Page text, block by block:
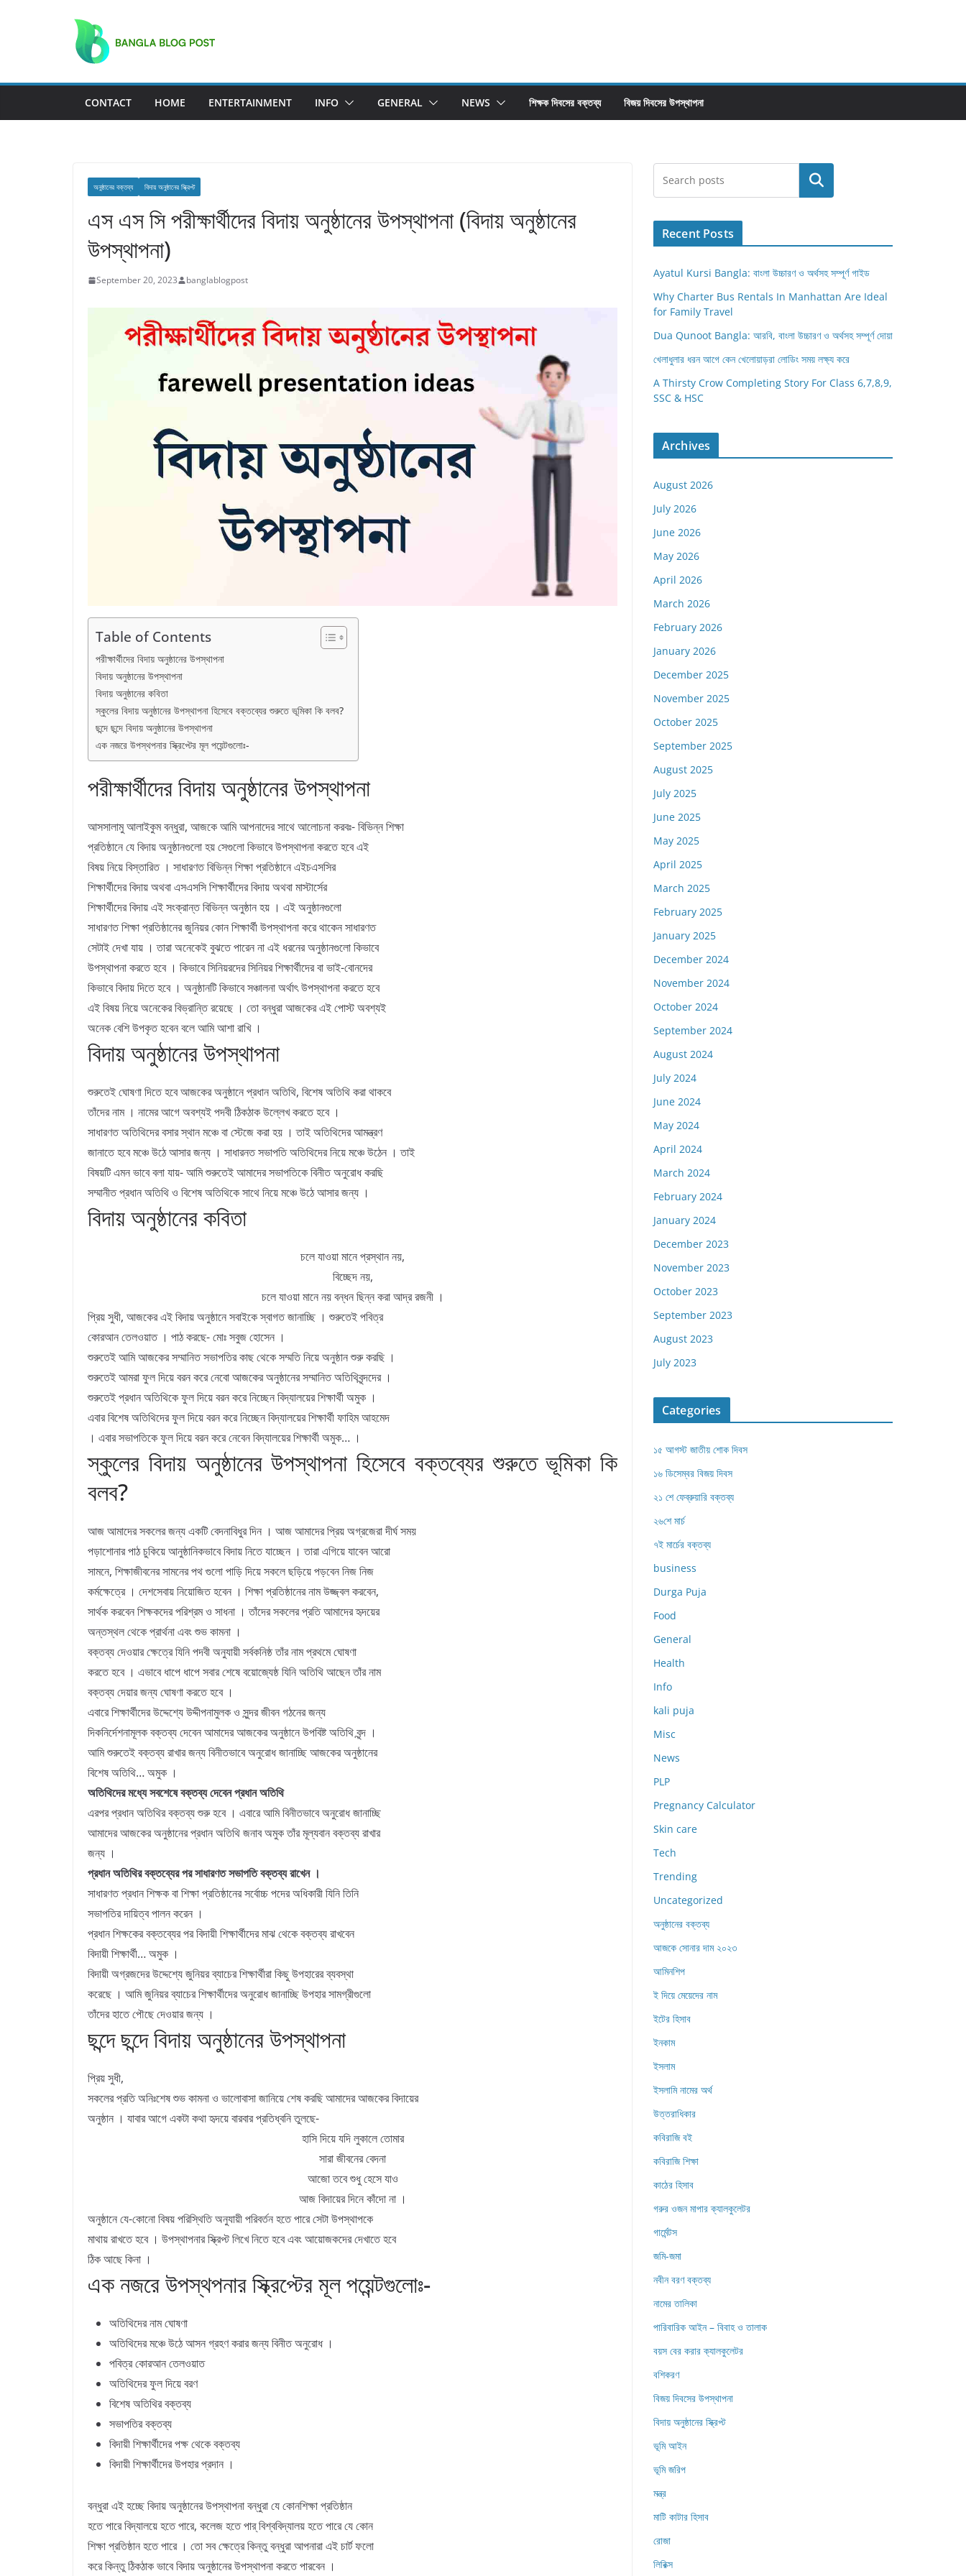
CONTACT HOME ENTERTAINMENT INFO GENERAL NEWS শিক্ষক দিবসের বক্তব্য বিজয় দিবসের উপস্থাপনা
অনুষ্ঠানের বক্তব্য বিদায় অনুষ্ঠানের স্ক্রিপ্ট
এস এস সি পরীক্ষার্থীদের বিদায় অনুষ্ঠানের উপস্থাপনা (বিদায় অনুষ্ঠানের
উপস্থাপনা)
September 20, 2023 banglablogpost
Table of Contents
পরীক্ষার্থীদের বিদায় অনুষ্ঠানের উপস্থাপনা
বিদায় অনুষ্ঠানের উপস্থাপনা
বিদায় অনুষ্ঠানের কবিতা
স্কুলের বিদায় অনুষ্ঠানের উপস্থাপনা হিসেবে বক্তব্যের শুরুতে ভূমিকা কি বলব?
ছন্দে ছন্দে বিদায় অনুষ্ঠানের উপস্থাপনা
এক নজরে উপস্থপনার স্ক্রিপ্টের মূল পয়েন্টগুলোঃ-
পরীক্ষার্থীদের বিদায় অনুষ্ঠানের উপস্থাপনা
আসসালামু আলাইকুম বন্ধুরা, আজকে আমি আপনাদের সাথে আলোচনা করবঃ- বিভিন্ন শিক্ষা
প্রতিষ্ঠানে যে বিদায় অনুষ্ঠানগুলো হয় সেগুলো কিভাবে উপস্থাপনা করতে হবে এই
বিষয় নিয়ে বিস্তারিত । সাধারণত বিভিন্ন শিক্ষা প্রতিষ্ঠানে এইচএসসির
শিক্ষার্থীদের বিদায় অথবা এসএসসি শিক্ষার্থীদের বিদায় অথবা মাস্টার্সের
শিক্ষার্থীদের বিদায় এই সংক্রান্ত বিভিন্ন অনুষ্ঠান হয় । এই অনুষ্ঠানগুলো
সাধারণত শিক্ষা প্রতিষ্ঠানের জুনিয়র কোন শিক্ষার্থী উপস্থাপনা করে থাকেন সাধারণত
সেটাই দেখা যায় । তারা অনেকেই বুঝতে পারেন না এই ধরনের অনুষ্ঠানগুলো কিভাবে
উপস্থাপনা করতে হবে । কিভাবে সিনিয়রদের সিনিয়র শিক্ষার্থীদের বা ভাই-বোনদের
কিভাবে বিদায় দিতে হবে । অনুষ্ঠানটি কিভাবে সঞ্চালনা অর্থাৎ উপস্থাপনা করতে হবে
এই বিষয় নিয়ে অনেকের বিভ্রান্তি রয়েছে । তো বন্ধুরা আজকের এই পোস্ট অবশ্যই
অনেক বেশি উপকৃত হবেন বলে আমি আশা রাখি ।
বিদায় অনুষ্ঠানের উপস্থাপনা
শুরুতেই ঘোষণা দিতে হবে আজকের অনুষ্ঠানে প্রধান অতিথি, বিশেষ অতিথি করা থাকবে
তাঁদের নাম । নামের আগে অবশ্যই পদবী ঠিকঠাক উল্লেখ করতে হবে ।
সাধারণত অতিথিদের বসার স্থান মঞ্চে বা স্টেজে করা হয় । তাই অতিথিদের আমন্ত্রণ
জানাতে হবে মঞ্চে উঠে আসার জন্য । সাধারনত সভাপতি অতিথিদের নিয়ে মঞ্চে উঠেন । তাই
বিষয়টি এমন ভাবে বলা যায়- আমি শুরুতেই আমাদের সভাপতিকে বিনীত অনুরোধ করছি
সম্মানীত প্রধান অতিথি ও বিশেষ অতিথিকে সাথে নিয়ে মঞ্চে উঠে আসার জন্য ।
বিদায় অনুষ্ঠানের কবিতা
চলে যাওয়া মানে প্রস্থান নয়,
বিচ্ছেদ নয়,
চলে যাওয়া মানে নয় বন্ধন ছিন্ন করা আদ্র রজনী ।
প্রিয় সুধী, আজকের এই বিদায় অনুষ্ঠানে সবাইকে স্বাগত জানাচ্ছি । শুরুতেই পবিত্র
কোরআন তেলওয়াত । পাঠ করছে- মোঃ সবুজ হোসেন ।
শুরুতেই আমি আজকের সম্মানিত সভাপতির কাছ থেকে সম্মতি নিয়ে অনুষ্ঠান শুরু করছি ।
শুরুতেই আমরা ফুল দিয়ে বরন করে নেবো আজকের অনুষ্ঠানের সম্মানিত অতিথিবৃন্দদের ।
শুরুতেই প্রধান অতিথিকে ফুল দিয়ে বরন করে নিচ্ছেন বিদ্যালয়ের শিক্ষার্থী অমুক ।
এবার বিশেষ অতিথিদের ফুল দিয়ে বরন করে নিচ্ছেন বিদ্যালয়ের শিক্ষার্থী ফাহিম আহমেদ
। এবার সভাপতিকে ফুল দিয়ে বরন করে নেবেন বিদ্যালয়ের শিক্ষার্থী অমুক… ।
স্কুলের বিদায় অনুষ্ঠানের উপস্থাপনা হিসেবে বক্তব্যের শুরুতে ভূমিকা কি
বলব?
আজ আমাদের সকলের জন্য একটি বেদনাবিধুর দিন । আজ আমাদের প্রিয় অগ্রজেরা দীর্ঘ সময়
পড়াশোনার পাঠ চুকিয়ে আনুষ্ঠানিকভাবে বিদায় নিতে যাচ্ছেন । তারা এগিয়ে যাবেন আরো
সামনে, শিক্ষাজীবনের সামনের পথ গুলো পাড়ি দিয়ে সকলে ছড়িয়ে পড়বেন নিজ নিজ
কর্মক্ষেত্রে । দেশসেবায় নিয়োজিত হবেন । শিক্ষা প্রতিষ্ঠানের নাম উজ্জ্বল করবেন,
সার্থক করবেন শিক্ষকদের পরিশ্রম ও সাধনা । তাঁদের সকলের প্রতি আমাদের হৃদয়ের
অন্তস্থল থেকে প্রার্থনা এবং শুভ কামনা ।
বক্তব্য দেওয়ার ক্ষেত্রে যিনি পদবী অনুযায়ী সর্বকনিষ্ঠ তাঁর নাম প্রথমে ঘোষণা
করতে হবে । এভাবে ধাপে ধাপে সবার শেষে বয়োজ্যেষ্ঠ যিনি অতিথি আছেন তাঁর নাম
বক্তব্য দেয়ার জন্য ঘোষণা করতে হবে ।
এবারে শিক্ষার্থীদের উদ্দেশ্যে উদ্দীপনামুলক ও সুন্দর জীবন গঠনের জন্য
দিকনির্দেশনামূলক বক্তব্য দেবেন আমাদের আজকের অনুষ্ঠানে উপবিষ্ট অতিথি বৃন্দ ।
আমি শুরুতেই বক্তব্য রাখার জন্য বিনীতভাবে অনুরোধ জানাচ্ছি আজকের অনুষ্ঠানের
বিশেষ অতিথি… অমুক ।
অতিথিদের মধ্যে সবশেষে বক্তব্য দেবেন প্রধান অতিথি
এরপর প্রধান অতিথির বক্তব্য শুরু হবে । এবারে আমি বিনীতভাবে অনুরোধ জানাচ্ছি
আমাদের আজকের অনুষ্ঠানের প্রধান অতিথি জনাব অমুক তাঁর মূল্যবান বক্তব্য রাখার
জন্য ।
প্রধান অতিথির বক্তব্যের পর সাধারণত সভাপতি বক্তব্য রাখেন ।
সাধারণত প্রধান শিক্ষক বা শিক্ষা প্রতিষ্ঠানের সর্বোচ্চ পদের অধিকারী যিনি তিনি
সভাপতির দায়িত্ব পালন করেন ।
প্রধান শিক্ষকের বক্তব্যের পর বিদায়ী শিক্ষার্থীদের মাঝ থেকে বক্তব্য রাখবেন
বিদায়ী শিক্ষার্থী… অমুক ।
বিদায়ী অগ্রজদের উদ্দেশ্যে জুনিয়র ব্যাচের শিক্ষার্থীরা কিছু উপহারের ব্যবস্থা
করেছে । আমি জুনিয়র ব্যাচের শিক্ষার্থীদের অনুরোধ জানাচ্ছি উপহার সামগ্রীগুলো
তাঁদের হাতে পৌছে দেওয়ার জন্য ।
ছন্দে ছন্দে বিদায় অনুষ্ঠানের উপস্থাপনা
প্রিয় সুধী,
সকলের প্রতি অনিঃশেষ শুভ কামনা ও ভালোবাসা জানিয়ে শেষ করছি আমাদের আজকের বিদায়ের
অনুষ্ঠান । যাবার আগে একটা কথা হৃদয়ে বারবার প্রতিধ্বনি তুলছে-
হাসি দিয়ে যদি লুকালে তোমার
সারা জীবনের বেদনা
আজো তবে শুধু হেসে যাও
আজ বিদায়ের দিনে কাঁদো না ।
অনুষ্ঠানে যে-কোনো বিষয় পরিস্থিতি অনুযায়ী পরিবর্তন হতে পারে সেটা উপস্থাপকে
মাথায় রাখতে হবে । উপস্থাপনার স্ক্রিপ্ট লিখে নিতে হবে এবং আয়োজকদের দেখাতে হবে
ঠিক আছে কিনা ।
এক নজরে উপস্থপনার স্ক্রিপ্টের মূল পয়েন্টগুলোঃ-
অতিথিদের নাম ঘোষণা
অতিথিদের মঞ্চে উঠে আসন গ্রহণ করার জন্য বিনীত অনুরোধ ।
পবিত্র কোরআন তেলওয়াত
অতিথিদের ফুল দিয়ে বরণ
বিশেষ অতিথির বক্তব্য
সভাপতির বক্তব্য
বিদায়ী শিক্ষার্থীদের পক্ষ থেকে বক্তব্য
বিদায়ী শিক্ষার্থীদের উপহার প্রদান ।
বন্ধুরা এই হচ্ছে বিদায় অনুষ্ঠানের উপস্থাপনা বন্ধুরা যে কোনশিক্ষা প্রতিষ্ঠান
হতে পারে বিদ্যালয়ে হতে পারে, কলেজ হতে পার্‌ বিশ্ববিদ্যালয় হতে পারে যে কোন
শিক্ষা প্রতিষ্ঠান হতে পারে । তো সব ক্ষেত্রে কিন্তু বন্ধুরা আপনারা এই চার্ট ফলো
করে কিন্তু ঠিকঠাক ভাবে বিদায় অনুষ্ঠানের উপস্থাপনা করতে পারবেন ।
Search
Recent Posts
Ayatul Kursi Bangla: বাংলা উচ্চারণ ও অর্থসহ সম্পূর্ণ গাইড
Why Charter Bus Rentals In Manhattan Are Ideal
for Family Travel
Dua Qunoot Bangla: আরবি, বাংলা উচ্চারণ ও অর্থসহ সম্পূর্ণ দোয়া
খেলাধুলার ধরন আগে কেন খেলোয়াড়রা লোডিং সময় লক্ষ্য করে
A Thirsty Crow Completing Story For Class 6,7,8,9,
SSC & HSC
Archives
August 2026
July 2026
June 2026
May 2026
April 2026
March 2026
February 2026
January 2026
December 2025
November 2025
October 2025
September 2025
August 2025
July 2025
June 2025
May 2025
April 2025
March 2025
February 2025
January 2025
December 2024
November 2024
October 2024
September 2024
August 2024
July 2024
June 2024
May 2024
April 2024
March 2024
February 2024
January 2024
December 2023
November 2023
October 2023
September 2023
August 2023
July 2023
Categories
১৫ আগস্ট জাতীয় শোক দিবস
১৬ ডিসেম্বর বিজয় দিবস
২১ শে ফেব্রুয়ারি বক্তব্য
২৬শে মার্চ
৭ই মার্চের বক্তব্য
business
Durga Puja
Food
General
Health
Info
kali puja
Misc
News
PLP
Pregnancy Calculator
Skin care
Tech
Trending
Uncategorized
অনুষ্ঠানের বক্তব্য
আজকে সোনার দাম ২০২৩
আমিনশিপ
ই দিয়ে মেয়েদের নাম
ইটের হিসাব
ইনকাম
ইসলাম
ইসলামি নামের অর্থ
উত্তরাধিকার
কবিরাজি বই
কবিরাজি শিক্ষা
কাঠের হিসাব
গরুর ওজন মাপার ক্যালকুলেটর
গার্মেন্টস
জমি-জমা
নবীন বরণ বক্তব্য
নামের তালিকা
পারিবারিক আইন – বিবাহ ও তালাক
বয়স বের করার ক্যালকুলেটর
বশিকরণ
বিজয় দিবসের উপস্থাপনা
বিদায় অনুষ্ঠানের স্ক্রিপ্ট
ভূমি আইন
ভূমি জরিপ
মন্ত্র
মাটি কাটার হিসাব
রোজা
লিরিক্স